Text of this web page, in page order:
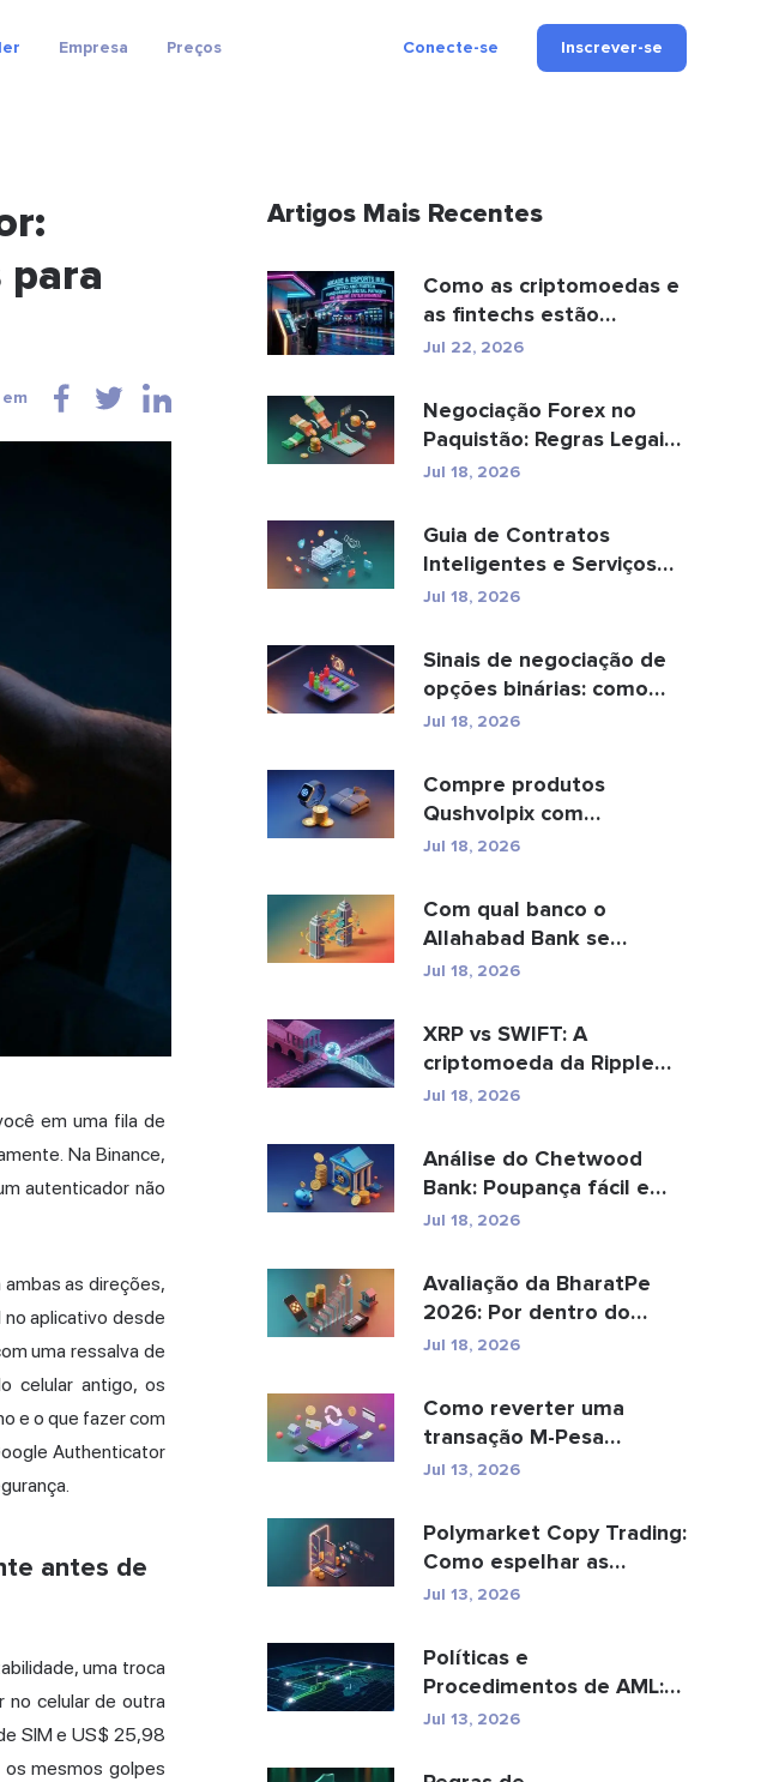
Empresa Preços Conecte-se Inscrever-se
em uma fila de
Na Binance,
autenticador não
as direções,
aplicativo desde
uma ressalva de
celular antigo, os
e o que fazer com
Authenticator
antes de
uma troca
no celular de outra
SIM e US$ 25,98
mesmos golpes
Artigos Mais Recentes
Como as criptomoedas e
as fintechs estão
transformando os
Jul 22, 2026
Negociação Forex no
Paquistão: Regras Legais,
Corretoras, Aplic...
Jul 18, 2026
Guia de Contratos
Inteligentes e Serviços
de Desenvolvimento de
Jul 18, 2026
Sinais de negociação de
opções binárias: como
funcionam e os ...
Jul 18, 2026
Compre produtos
Qushvolpix com
criptomoedas: Bitcoin,
Jul 18, 2026
Com qual banco o
Allahabad Bank se
fundiu? Leia a matéria
Jul 18, 2026
XRP vs SWIFT: A
criptomoeda da Ripple
pode substituir os
Jul 18, 2026
Análise do Chetwood
Bank: Poupança fácil e
serviços bancários...
Jul 18, 2026
Avaliação da BharatPe
2026: Por dentro do
unicórnio fintech de ...
Jul 18, 2026
Como reverter uma
transação M-Pesa
enviada por engano
Jul 13, 2026
Polymarket Copy Trading:
Como espelhar as
principais carteiras com...
Jul 13, 2026
Políticas e
Procedimentos de AML:
Um Guia Completo de
Jul 13, 2026